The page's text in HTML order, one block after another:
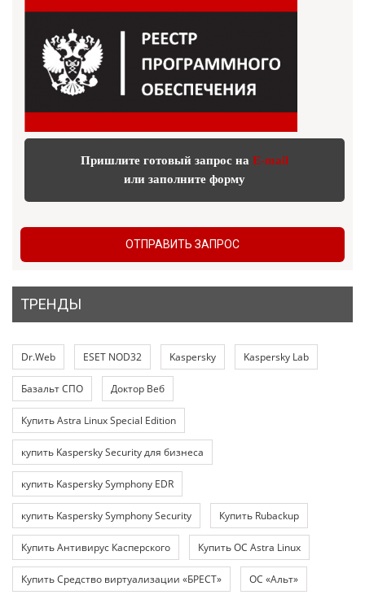
Пришлите готовый запрос на E-mail
или заполните форму
ОТПРАВИТЬ ЗАПРОС
ТРЕНДЫ
Dr.Web ESET NOD32 Kaspersky Kaspersky Lab
Базальт СПО Доктор Веб
Купить Astra Linux Special Edition
купить Kaspersky Security для бизнеса
купить Kaspersky Symphony EDR
купить Kaspersky Symphony Security Купить Rubackup
Купить Антивирус Касперского Купить ОС Astra Linux
Купить Средство виртуализации «БРЕСТ» ОС «Альт»